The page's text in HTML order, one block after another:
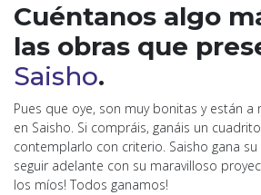
Cuéntanos algo
las obras que
Saisho.
Pues que oye, son muy bonitas y están
en Saisho. Si compráis, ganáis un
contemplarlo con criterio. Saisho gana
seguir adelante con su maravilloso
los míos! Todos ganamos!